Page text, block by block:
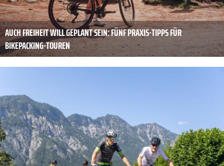
AUCH FREIHEIT WILL GEPLANT SEIN: FÜNF PRAXIS-TIPPS FÜR
BIKEPACKING-TOUREN